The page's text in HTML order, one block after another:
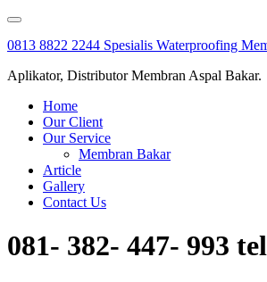
Skip
content
0813 8822 2244 Spesialis Waterproofing
Aplikator, Distributor Membran Aspal Bakar.
Home
Our Client
Our Service
Membran Bakar
Article
Gallery
Contact Us
081- 382- 447- 993